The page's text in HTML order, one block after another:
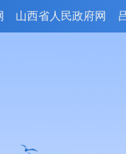
山西省人民政府网